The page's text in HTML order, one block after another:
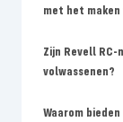
met het
Zijn Revell
volwassenen?
Waarom